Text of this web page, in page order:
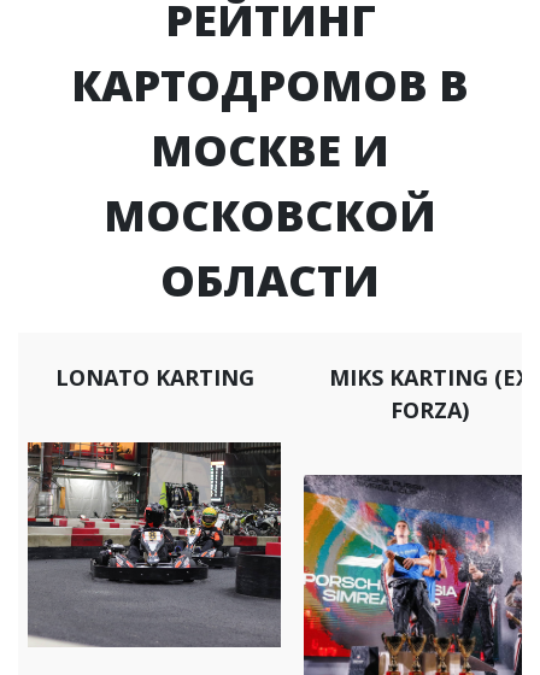
РЕЙТИНГ
КАРТОДРОМОВ В
МОСКВЕ И
МОСКОВСКОЙ
ОБЛАСТИ
LONATO KARTING
MIKS KARTING (EX
FORZA)